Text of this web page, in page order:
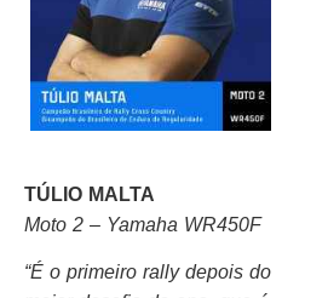
TÚLIO MALTA
Moto 2 – Yamaha WR450F
“É o primeiro rally depois do